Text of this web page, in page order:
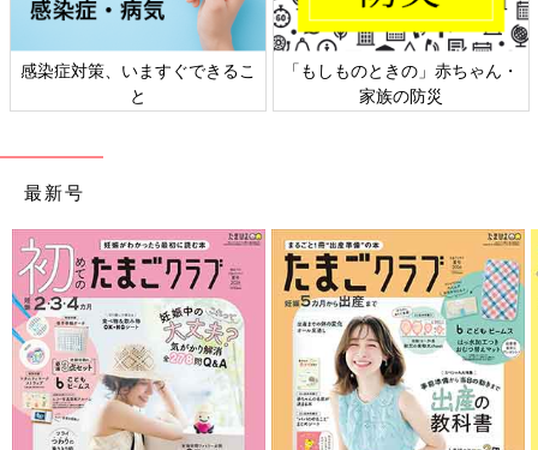
高見えのクリスマスインテリアグッズをまとめ買
い！
感染症対策、いますぐできるこ
と
「もしものときの」赤ちゃん・
家族の防災
最新号